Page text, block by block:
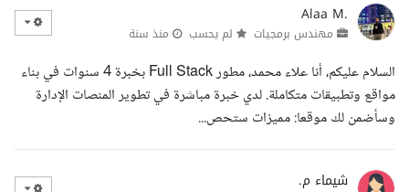
Alaa M.
مهندس برمجيات لم يحسب منذ سنة
السلام عليكم، أنا علاء محمد، مطور Full Stack بخبرة 4 سنوات في بناء
مواقع وتطبيقات متكاملة. لدي خبرة مباشرة في تطوير المنصات الإدارة
وسأضمن لك موقعا: مميزات ستحص...
شيماء م.